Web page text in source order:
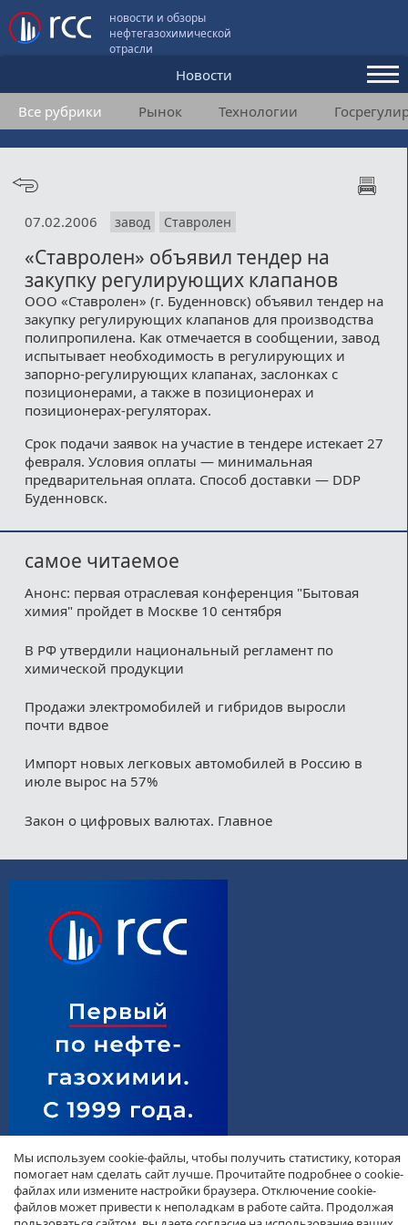
новости и обзоры
нефтегазохимической
отрасли
Новости
Аналитика и мнения
Конференции
Подписка
Пользовательское соглашение
Медиакит
Контакты
Все рубрики Рынок Технологии
07.02.2006 завод Ставролен
«Ставролен» объявил тендер на
закупку регулирующих клапанов
ООО «Ставролен» (г. Буденновск) объявил тендер на
закупку регулирующих клапанов для производства
полипропилена. Как отмечается в сообщении, завод
испытывает необходимость в регулирующих и
запорно-регулирующих клапанах, заслонках с
позиционерами, а также в позиционерах и
позиционерах-регуляторах.
Срок подачи заявок на участие в тендере истекает 27
февраля. Условия оплаты — минимальная
предварительная оплата. Способ доставки — DDP
Буденновск.
самое читаемое
Анонс: первая отраслевая конференция "Бытовая
химия" пройдет в Москве 10 сентября
В РФ утвердили национальный регламент по
химической продукции
Продажи электромобилей и гибридов выросли
почти вдвое
Импорт новых легковых автомобилей в Россию в
июле вырос на 57%
Закон о цифровых валютах. Главное
Мы используем cookie-файлы, чтобы получить статистику, которая
помогает нам сделать сайт лучше. Прочитайте подробнее о cookie-
файлах или измените настройки браузера. Отключение cookie-
файлов может привести к неполадкам в работе сайта. Продолжая